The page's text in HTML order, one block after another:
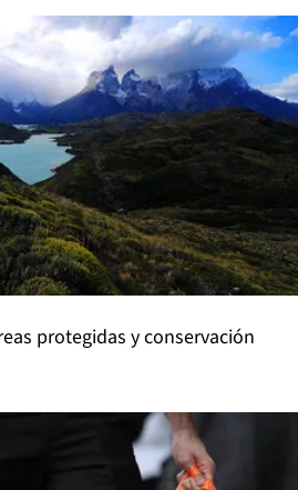
protegidas y conservación